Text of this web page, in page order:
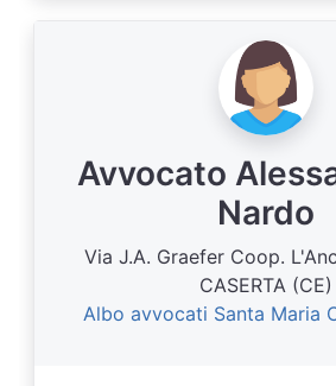
Avvocato
Nardo
Via J.A. Graefer Coop.
CASERTA (CE)
Albo avvocati Santa Maria